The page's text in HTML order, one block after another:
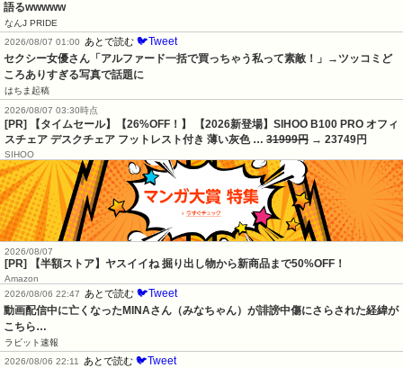
語るwwwww
なんJ PRIDE
2026/08/07 01:00
あとで読む 🐦Tweet
セクシー女優さん「アルファード一括で買っちゃう私って素敵！」→ツッコミど
ころありすぎる写真で話題に
はちま起稿
2026/08/07 03:30時点
[PR] 【タイムセール】【26%OFF！】 【2026新登場】SIHOO B100 PRO オフィ
スチェア デスクチェア フットレスト付き 薄い灰色 … 31999円 → 23749円
SIHOO
2026/08/07
[PR] 【半額ストア】ヤスイイね 掘り出し物から新商品まで50%OFF！
Amazon
2026/08/06 22:47
あとで読む 🐦Tweet
動画配信中に亡くなったMINAさん（みなちゃん）が誹謗中傷にさらされた経緯が
こちら…
ラビット速報
2026/08/06 22:11
あとで読む 🐦Tweet